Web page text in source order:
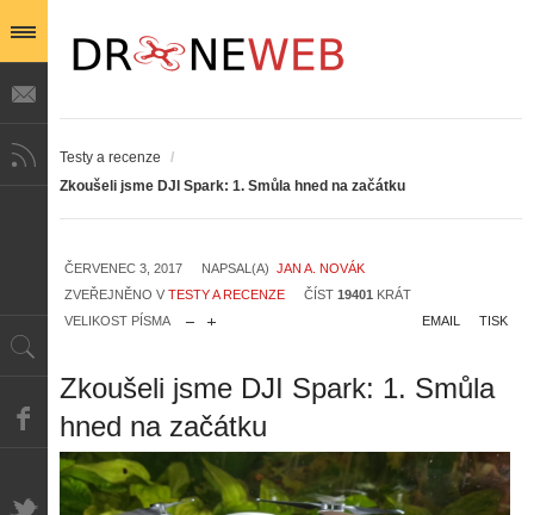
Testy a recenze
/
Zkoušeli jsme DJI Spark: 1. Smůla hned na začátku
ČERVENEC 3, 2017 NAPSAL(A) JAN A. NOVÁK
ZVEŘEJNĚNO V TESTY A RECENZE ČÍST 19401 KRÁT
VELIKOST PÍSMA
TISK
EMAIL
Zkoušeli jsme DJI Spark: 1. Smůla
hned na začátku